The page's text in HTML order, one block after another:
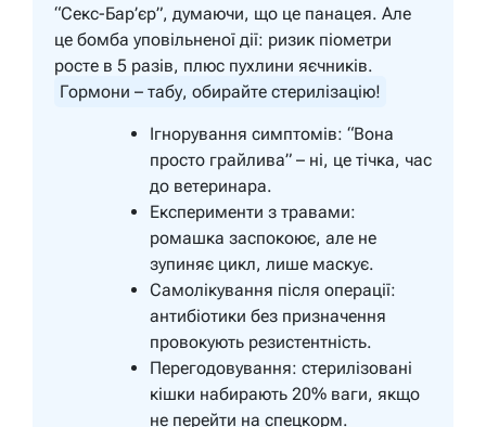
“Секс-Бар’єр”, думаючи, що це панацея. Але
це бомба уповільненої дії: ризик піометри
росте в 5 разів, плюс пухлини яєчників.
Гормони – табу, обирайте стерилізацію!
Ігнорування симптомів: “Вона
просто грайлива” – ні, це тічка, час
до ветеринара.
Експерименти з травами:
ромашка заспокоює, але не
зупиняє цикл, лише маскує.
Самолікування після операції:
антибіотики без призначення
провокують резистентність.
Перегодовування: стерилізовані
кішки набирають 20% ваги, якщо
не перейти на спецкорм.